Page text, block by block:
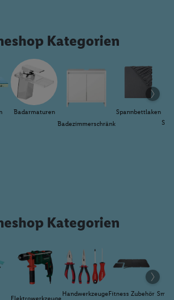
Kategorien
Badarmaturen
Badezimmerschränke
Spannbettlaken
Kategorien
Handwerkzeuge Fitness Zubehör